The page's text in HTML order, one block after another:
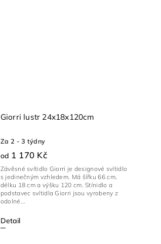
Giorri lustr 24x18x120cm
Za 2 - 3 týdny
od 1 170 Kč
Detail
Závěsné svítidlo Giorri je designové svítidlo
s jedinečným vzhledem. Má šířku 66 cm,
délku 18 cm a výšku 120 cm. Stínidlo a
podstavec svítidla Giorri jsou vyrobeny z
odolné...